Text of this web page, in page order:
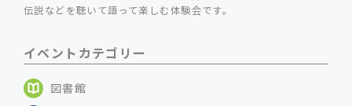
伝説などを聴いて語って楽しむ体験会です。
イベントカテゴリー
図書館